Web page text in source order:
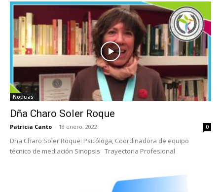
Noticias
Dña Charo Soler Roque
Patricia Canto - 18 enero, 2022 0
Dña Charo Soler Roque: Psicóloga, Coordinadora de equipo
técnico de mediación Sinopsis Trayectoria Profesional